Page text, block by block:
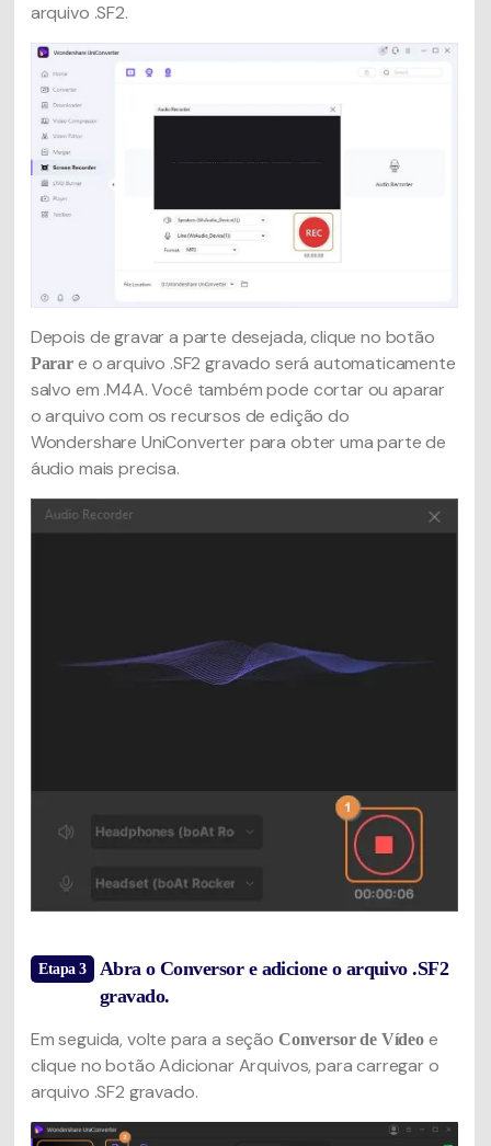
arquivo .SF2.
Depois de gravar a parte desejada, clique no botão
Parar e o arquivo .SF2 gravado será automaticamente
salvo em .M4A. Você também pode cortar ou aparar
o arquivo com os recursos de edição do
Wondershare UniConverter para obter uma parte de
áudio mais precisa.
Etapa 3
Abra o Conversor e adicione o arquivo .SF2
gravado.
Em seguida, volte para a seção Conversor de Vídeoe
clique no botão Adicionar Arquivos, para carregar o
arquivo .SF2 gravado.